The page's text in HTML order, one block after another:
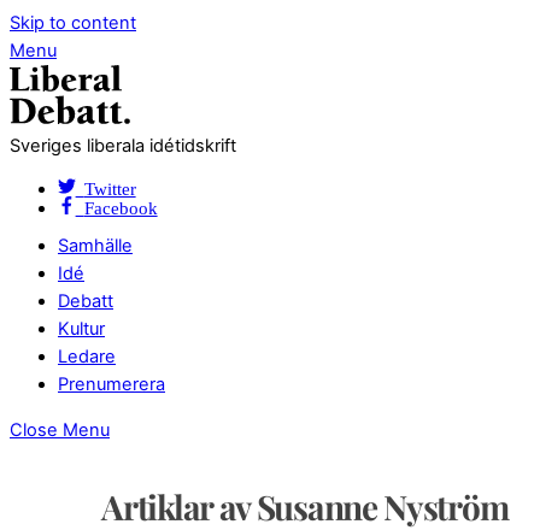
Skip to content
Menu
Sveriges liberala idétidskrift
Twitter
Facebook
Samhälle
Idé
Debatt
Kultur
Ledare
Prenumerera
Close Menu
Artiklar av Susanne Nyström